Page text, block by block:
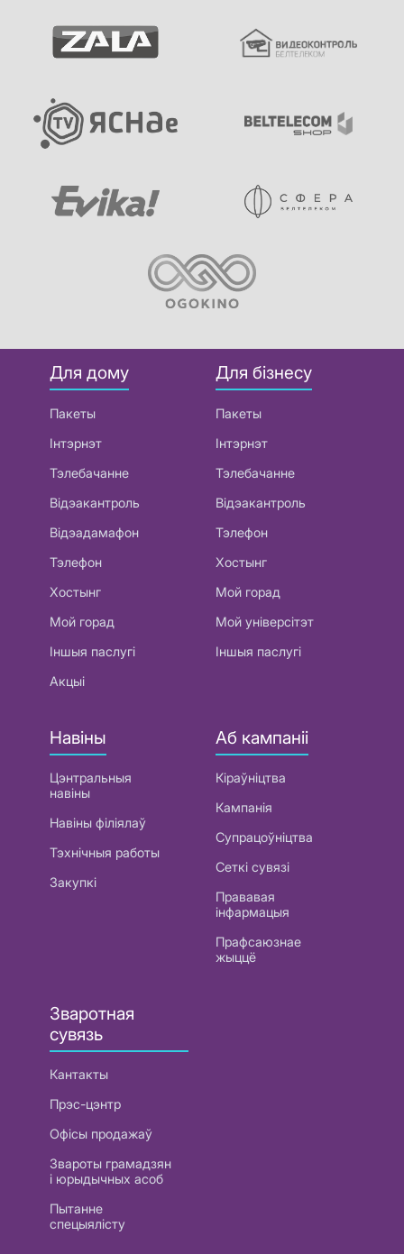
Для дому
Пакеты
Інтэрнэт
Тэлебачанне
Відэакантроль
Відэадамафон
Тэлефон
Хостынг
Мой горад
Іншыя паслугі
Акцыі
Для бізнесу
Пакеты
Інтэрнэт
Тэлебачанне
Відэакантроль
Тэлефон
Хостынг
Мой горад
Мой універсітэт
Іншыя паслугі
Навіны
Цэнтральныя
навіны
Навіны філіялаў
Тэхнічныя работы
Закупкі
Аб кампаніі
Кіраўніцтва
Кампанія
Супрацоўніцтва
Сеткі сувязі
Прававая
інфармацыя
Прафсаюзнае
жыццё
Зваротная
сувязь
Кантакты
Прэс-цэнтр
Офісы продажаў
Звароты грамадзян
і юрыдычных асоб
Пытанне
спецыялісту